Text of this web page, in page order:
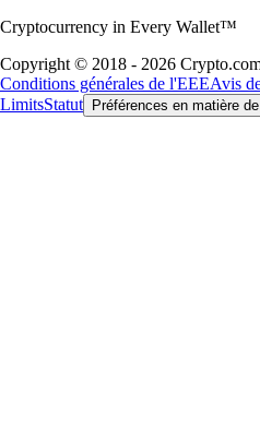
Cryptocurrency in Every Wallet™
Copyright © 2018 - 2026
Conditions générales de l'EEEAvis
LimitsStatut Préférences en matière